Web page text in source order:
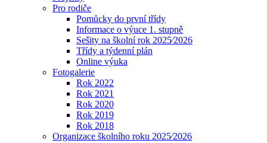
Pro rodiče
Pomůcky do první třídy
Informace o výuce 1. stupně
Sešity na školní rok 2025⁄2026
Třídy a týdenní plán
Online výuka
Fotogalerie
Rok 2022
Rok 2021
Rok 2020
Rok 2019
Rok 2018
Organizace školního roku 2025⁄2026